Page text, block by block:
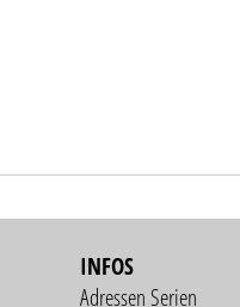
INFOS
Adressen Serien